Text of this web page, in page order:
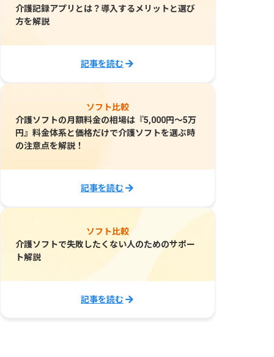
介護記録アプリとは？導入するメリットと選び
方を解説
記事を読む
ソフト比較
介護ソフトの月額料金の相場は『5,000円～5万
円』料金体系と価格だけで介護ソフトを選ぶ時
の注意点を解説！
記事を読む
ソフト比較
介護ソフトで失敗したくない人のためのサポー
ト解説
記事を読む